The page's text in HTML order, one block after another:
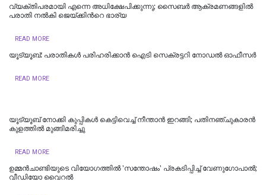
വ്യക്തിപരമായി എന്നെ അധിക്ഷേപിക്കുന്നു; സൈബർ ആക്രമണങ്ങളിൽ
പരാതി നൽകി ജെയ്ക്കിന്‍റെ ഭാര്യ
READ MORE
യൂട്യൂബ്: പരാതികള്‍ പരിഹരിക്കാന്‍ ഐടി സെക്രട്ടറി നോഡല്‍ ഓഫീസര്‍
READ MORE
യൂട്യൂബ് നോക്കി കുപ്പികൾ കെട്ടിവെച്ച് നീന്താൻ ഇറങ്ങി; പതിനഞ്ചുകാരൻ
കുളത്തിൽ മുങ്ങിമരിച്ചു
READ MORE
ഉമ്മന്‍ചാണ്ടിയുടെ വിയോഗത്തില്‍ 'സന്തോഷം' പ്രകടിപ്പിച്ച് വേണുഗോപാല്‍;
വീ‍ഡിയോ വൈറല്‍